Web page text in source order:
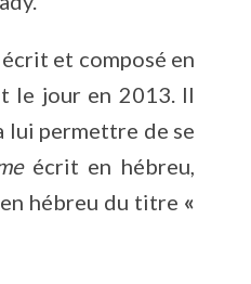
et composé en
le jour en 2013. Il
lui permettre de se
écrit en hébreu,
hébreu du titre «